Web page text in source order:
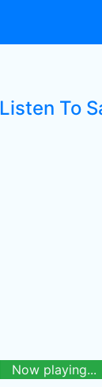
Listen To
Now playing...